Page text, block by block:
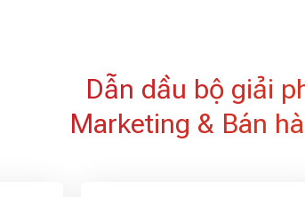
Dẫn dầu bộ giải
Marketing & Bán